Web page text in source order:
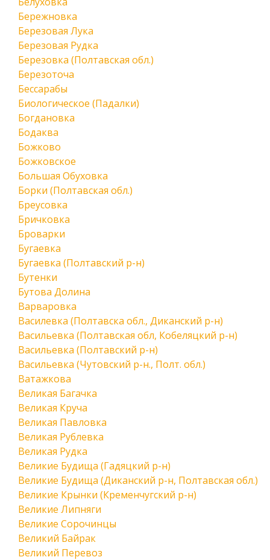
Бережновка
Березовая Лука
Березовая Рудка
Березовка (Полтавская обл.)
Березоточа
Бессарабы
Биологическое (Падалки)
Богдановка
Бодаква
Божково
Божковское
Большая Обуховка
Борки (Полтавская обл.)
Бреусовка
Бричковка
Броварки
Бугаевка
Бугаевка (Полтавский р-н)
Бутенки
Бутова Долина
Варваровка
Василевка (Полтавска обл., Диканский р-н)
Васильевка (Полтавская обл, Кобеляцкий р-н)
Васильевка (Полтавский р-н)
Васильевка (Чутовский р-н., Полт. обл.)
Ватажкова
Великая Багачка
Великая Круча
Великая Павловка
Великая Рублевка
Великая Рудка
Великие Будища (Гадяцкий р-н)
Великие Будища (Диканский р-н, Полтавская обл.)
Великие Крынки (Кременчугский р-н)
Великие Липняги
Великие Сорочинцы
Великий Байрак
Великий Перевоз